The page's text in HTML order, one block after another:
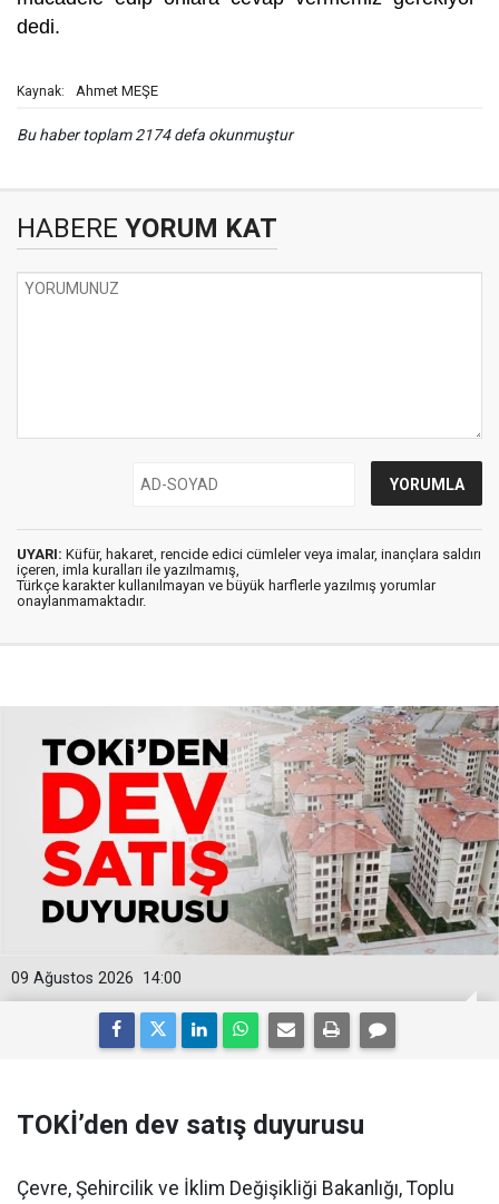
dedi.
Kaynak: Ahmet MEŞE
Bu haber toplam 2174 defa okunmuştur
HABERE YORUM KAT
UYARI: Küfür, hakaret, rencide edici cümleler veya imalar, inançlara saldırı
içeren, imla kuralları ile yazılmamış,
Türkçe karakter kullanılmayan ve büyük harflerle yazılmış yorumlar
onaylanmamaktadır.
14:00
09 Ağustos 2026
TOKİ’den dev satış duyurusu
Çevre, Şehircilik ve İklim Değişikliği Bakanlığı, Toplu